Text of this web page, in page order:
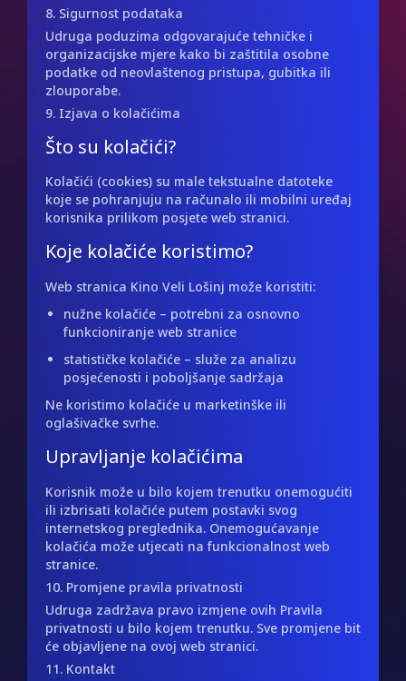
8. Sigurnost podataka
Udruga poduzima odgovarajuće tehničke i
organizacijske mjere kako bi zaštitila osobne
podatke od neovlaštenog pristupa, gubitka ili
zlouporabe.
9. Izjava o kolačićima
Što su kolačići?
Kolačići (cookies) su male tekstualne datoteke
koje se pohranjuju na računalo ili mobilni uređaj
korisnika prilikom posjete web stranici.
Koje kolačiće koristimo?
Web stranica Kino Veli Lošinj može koristiti:
nužne kolačiće – potrebni za osnovno
funkcioniranje web stranice
statističke kolačiće – služe za analizu
posjećenosti i poboljšanje sadržaja
Ne koristimo kolačiće u marketinške ili
oglašivačke svrhe.
Upravljanje kolačićima
Korisnik može u bilo kojem trenutku onemogućiti
ili izbrisati kolačiće putem postavki svog
internetskog preglednika. Onemogućavanje
kolačića može utjecati na funkcionalnost web
stranice.
10. Promjene pravila privatnosti
Udruga zadržava pravo izmjene ovih Pravila
privatnosti u bilo kojem trenutku. Sve promjene bit
će objavljene na ovoj web stranici.
11. Kontakt